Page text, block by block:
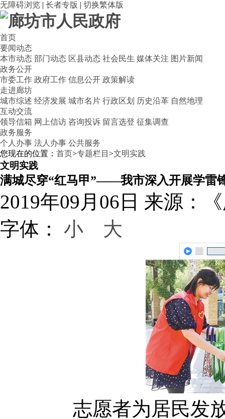
无障碍浏览 | 长者专版 | 切换繁体版
首页
要闻动态
本市动态 部门动态 区县动态 社会民生 媒体关注 图片新闻
政务公开
市委工作 政府工作 信息公开 政策解读
走进廊坊
城市综述 经济发展 城市名片 行政区划 历史沿革 自然地理
互动交流
领导信箱 网上信访 咨询投诉 留言选登 征集调查
政务服务
个人办事 法人办事 公共服务
您现在的位置： 首页>专题栏目 >文明实践
文明实践
满城尽穿“红马甲”——我市深入开展学雷
2019年09月06日 来源：
字体： 小 大
志愿者为居民发